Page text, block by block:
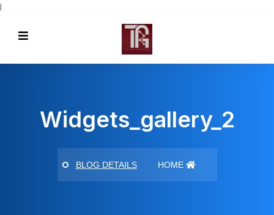
l
Widgets_gallery_2
HOME
BLOG DETAILS